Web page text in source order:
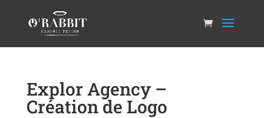
Explor Agency –
Création de Logo